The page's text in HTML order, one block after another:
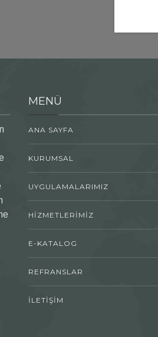
MENÜ
ANA SAYFA
KURUMSAL
UYGULAMALARIMIZ
HİZMETLERİMİZ
E-KATALOG
REFRANSLAR
İLETİŞİM